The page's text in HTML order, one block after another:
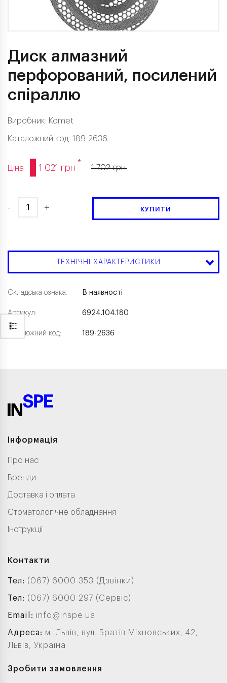
Диск алмазний
перфорований, посилений
спіраллю
Виробник: Komet
Каталожний код: 189-2636
Ціна 1 021 грн *
1 702 грн.
- + КУПИТИ
ТЕХНІЧНІ ХАРАКТЕРИСТИКИ
Складська ознака:
Артикул:
Каталожний код:
В наявності
6924.104.180
189-2636
Інформація
Про нас
Бренди
Доставка і оплата
Стоматологічне обладнання
Інструкції
Контакти
Тел: (067) 6000 353 (Дзвінки)
Тел: (067) 6000 297 (Сервіс)
Email: info@inspe.ua
Адреса: м. Львів, вул. Братів Міхновських, 42,
Львів, Україна
Зробити замовлення